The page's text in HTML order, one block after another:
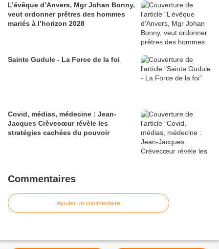
L’évêque d’Anvers, Mgr Johan Bonny,
veut ordonner prêtres des hommes
mariés à l’horizon 2028
Sainte Gudule - La Force de la foi
Covid, médias, médecine : Jean-
Jacques Crèvecœur révèle les
stratégies cachées du pouvoir
Commentaires
Ajouter un commentaire